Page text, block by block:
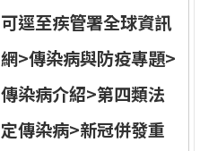
可逕至疾管署全球資訊
網>傳染病與防疫專題>
傳染病介紹>第四類法
定傳染病>新冠併發重